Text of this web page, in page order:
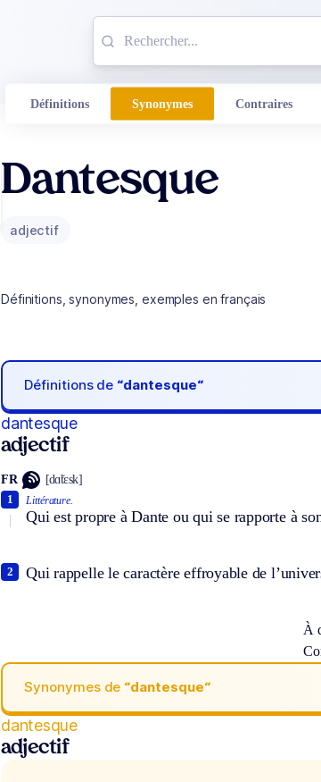
Définitions Synonymes Contraires
Dantesque
adjectif
Définitions, synonymes, exemples en français
Définitions de “dantesque“
dantesque
adjectif
FR [dɑ̃tɛsk]
Littérature.
Qui est propre à Dante ou qui se rapporte à
1
Qui rappelle le caractère effroyable de
2
À
Synonymes de “dantesque“
dantesque
adjectif